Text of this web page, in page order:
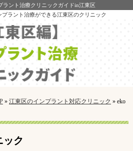
ラント治療クリニックガイドin江東区
ラント治療ができる江東区のクリニック
» 江東区のインプラント対応クリニック » eko
ック